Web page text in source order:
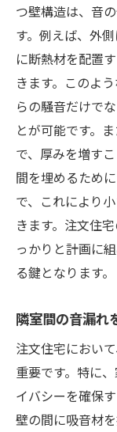
つ壁構造は、音
す。例えば、外
に断熱材を配置
きます。このよ
らの騒音だけで
とが可能です。
で、厚みを増す
間を埋めるため
で、これにより
きます。注文住
っかりと計画に
る鍵となります。
隣室間の音漏れ
注文住宅におい
重要です。特に
イバシーを確保
壁の間に吸音材